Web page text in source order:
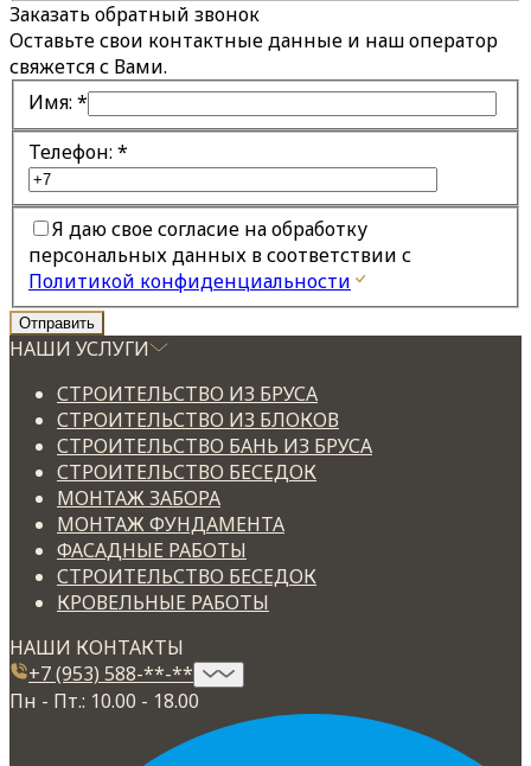
Заказать обратный звонок
Оставьте свои контактные данные и наш оператор
свяжется с Вами.
Имя: *
Телефон: *
Я даю свое согласие на обработку
персональных данных в соответствии с
Политикой конфиденциальности
НАШИ УСЛУГИ
СТРОИТЕЛЬСТВО ИЗ БРУСА
СТРОИТЕЛЬСТВО ИЗ БЛОКОВ
СТРОИТЕЛЬСТВО БАНЬ ИЗ БРУСА
СТРОИТЕЛЬСТВО БЕСЕДОК
МОНТАЖ ЗАБОРА
МОНТАЖ ФУНДАМЕНТА
ФАСАДНЫЕ РАБОТЫ
СТРОИТЕЛЬСТВО БЕСЕДОК
КРОВЕЛЬНЫЕ РАБОТЫ
НАШИ КОНТАКТЫ
+7 (953) 588-**-**
Пн - Пт.: 10.00 - 18.00